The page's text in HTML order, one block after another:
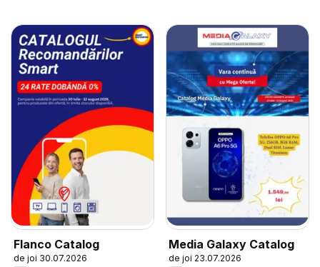
Flanco Catalog
de joi 30.07.2026
Media Galaxy Catalog
de joi 23.07.2026